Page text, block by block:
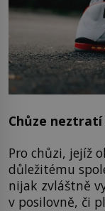
Chůze neztratí
Pro chůzi, jejíž
důležitému
nijak zvláštně
v posilovně, či